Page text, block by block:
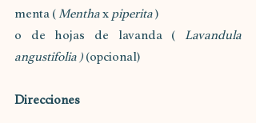
menta ( Mentha x piperita )
o de hojas de lavanda ( Lavandula
angustifolia ) (opcional)
Direcciones